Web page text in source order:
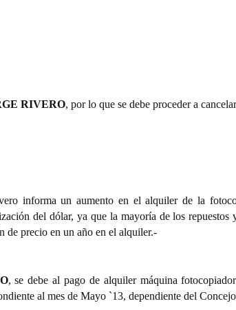
RIVERO, por lo que se debe proceder a
informa un aumento en el alquiler de la
del dólar, ya que la mayoría de los repuestos
de precio en un año en el alquiler.-
, se debe al pago de alquiler máquina
al mes de Mayo `13, dependiente del